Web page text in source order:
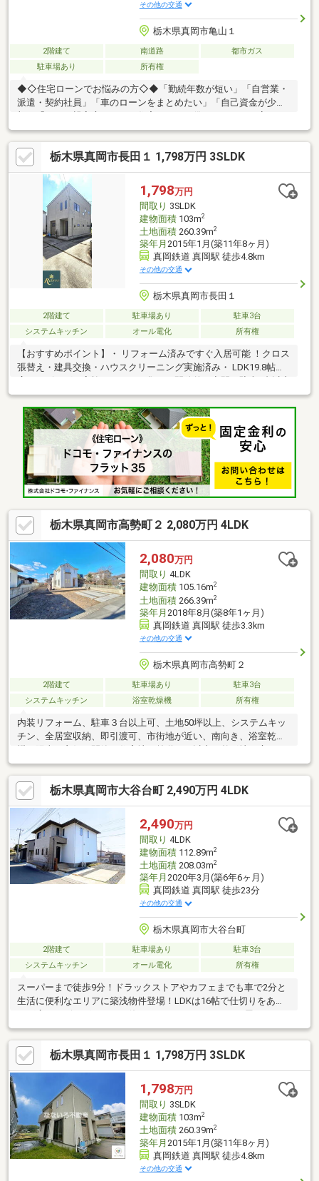
その他の交通
栃木県真岡市亀山１
2階建て 南道路
都市ガス
駐車場あり
所有権
◆◇住宅ローンでお悩みの方◇◆「勤続年数が短い」「自営業・
派遣・契約社員」「車のローンをまとめたい」「自己資金が少
んな方は東海住宅にお任せください！わかりやすく説明・段取り
いたします。地元金融機関の優遇金利もありますので、お気軽に
お問い合わせください！◆◇よくある3つの疑問・不安の説明動
画！◇◆関連リンクより、多くのお客様が抱える3つの不安・疑
問の説明動画がご覧いただけます！1つあたりの3分～4分の動画
で、3つすべて見ても約10分程度となっております！
栃木県真岡市長田１ 1,798万円 3SLDK
1,798万円
間取り 3SLDK
建物面積103m2
土地面積260.39m2
築年月 2015年1月(築11年8ヶ月)
真岡鉄道 真岡駅 徒歩4.8km
その他の交通
栃木県真岡市長田１
2階建て 駐車場あり
駐車3台
システムキッチン
オール電化 所有権
【おすすめポイント】・ リフォーム済みですぐ入居可能 ！クロス
張替え・建具交換・ハウスクリーニング実施済み・ LDK19.8帖の
可 ！ご家族の車もゆとりをもって駐車できます・78坪超えの広い
敷地 ！庭でのびのびと過ごせます・ 長田小学校まで徒歩10分
（650m）！子どもの通学も安心な立地・ たいらや真岡店まで車7
分 ！日常のお買い物も便利・ 真岡西部クリニックまで車6分！内
科・小児科も近くて安心
栃木県真岡市高勢町２ 2,080万円 4LDK
2,080万円
間取り 4LDK
建物面積105.16m2
土地面積266.39m2
築年月 2018年8月(築8年1ヶ月)
真岡鉄道 真岡駅 徒歩3.3km
その他の交通
栃木県真岡市高勢町２
2階建て 駐車場あり
駐車3台
システムキッチン
浴室乾燥機 所有権
内装リフォーム、駐車３台以上可、土地50坪以上、システムキッ
チン、全居室収納、即引渡可、市街地が近い、南向き、浴室乾燥
坪以上、シャワー付洗面化粧台、対面式キッチン、トイレ２ヶ
所、浴室１坪以上、２階建、２面以上バルコニー、南面バルコニ
ー、複層ガラス、オートバス、温水洗浄便座、南庭、浴室に窓、
ＴＶモニタ付インターホン、ウォークインクローゼット、平坦地
栃木県真岡市大谷台町 2,490万円 4LDK
2,490万円
間取り 4LDK
建物面積112.89m2
土地面積208.03m2
築年月 2020年3月(築6年6ヶ月)
真岡鉄道 真岡駅 徒歩23分
その他の交通
栃木県真岡市大谷台町
2階建て 駐車場あり
駐車3台
システムキッチン
オール電化 所有権
スーパーまで徒歩9分！ドラックストアやカフェまでも車で2分と
生活に便利なエリアに築浅物件登場！LDKは16帖で仕切りをあけ
寝室やお子様の遊び場として活用可能です。2階も大きなWICが2
つあり、収納にも困りません！居住中のため、ご見学ご希望の方
はお問合せをお願いいたします。
栃木県真岡市長田１ 1,798万円 3SLDK
1,798万円
間取り 3SLDK
建物面積103m2
土地面積260.39m2
築年月 2015年1月(築11年8ヶ月)
真岡鉄道 真岡駅 徒歩4.8km
その他の交通